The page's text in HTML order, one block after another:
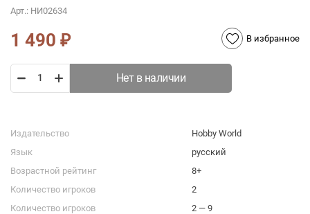
Арт.: НИ02634
1 490 ₽ В избранное
Нет в наличии
Издательство
Hobby World
Язык
русский
Возрастной рейтинг
8+
Количество игроков
2
Количество игроков
2 — 9